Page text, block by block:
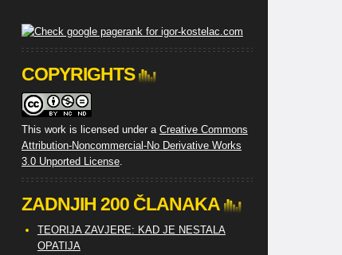
COPYRIGHTS
This work is licensed under a Creative Commons
Attribution-Noncommercial-No Derivative Works
3.0 Unported License.
ZADNJIH 200 ČLANAKA
TEORIJA ZAVJERE: KAD JE NESTALA
OPATIJA